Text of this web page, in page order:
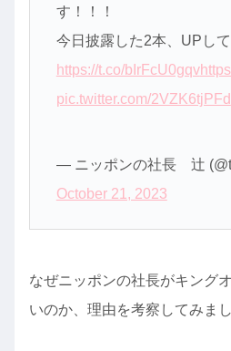
す！！！
今日披露した2本、UPし
https://t.co/bIrFcU0gqv
pic.twitter.com/2VZK6tjPFd
— ニッポンの社長 辻
October 21, 2023
なぜニッポンの社長がキング
いのか、理由を考察してみまし